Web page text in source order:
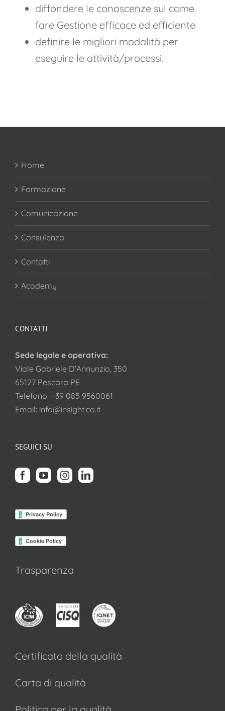
diffondere le conoscenze sul come
fare Gestione efficace ed efficiente
definire le migliori modalità per
eseguire le attività/processi.
Home
Formazione
Comunicazione
Consulenza
Contatti
Academy
CONTATTI
Sede legale e operativa:
Viale Gabriele D’Annunzio, 350
65127 Pescara PE
Telefono: +39 085 9560061
Email: info@insight.co.it
SEGUICI SU
Trasparenza
Certificato della qualità
Carta di qualità